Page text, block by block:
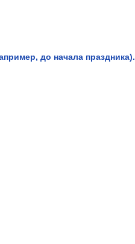
до начала праздника).